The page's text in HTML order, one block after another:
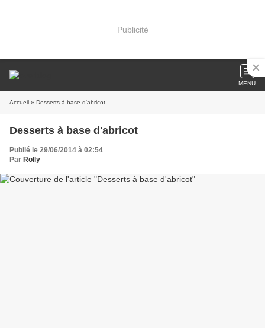
Publicité
MENU
Accueil » Desserts à base d'abricot
Desserts à base d'abricot
Publié le 29/06/2014 à 02:54
Par Rolly